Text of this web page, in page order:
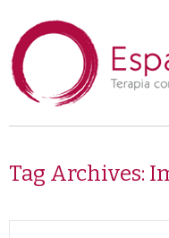
Tag Archives: